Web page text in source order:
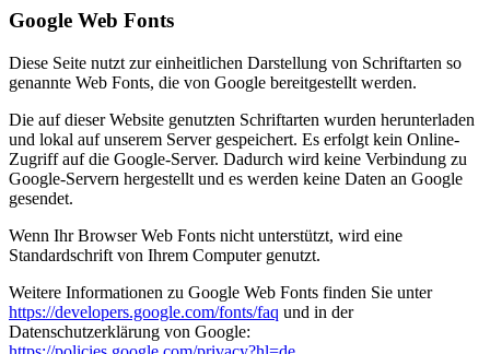
Google Web Fonts
Diese Seite nutzt zur einheitlichen Darstellung von Schriftarten so
genannte Web Fonts, die von Google bereitgestellt werden.
Die auf dieser Website genutzten Schriftarten wurden herunterladen
und lokal auf unserem Server gespeichert. Es erfolgt kein Online-
Zugriff auf die Google-Server. Dadurch wird keine Verbindung zu
Google-Servern hergestellt und es werden keine Daten an Google
gesendet.
Wenn Ihr Browser Web Fonts nicht unterstützt, wird eine
Standardschrift von Ihrem Computer genutzt.
Weitere Informationen zu Google Web Fonts finden Sie unter
https://developers.google.com/fonts/faq und in der
Datenschutzerklärung von Google: